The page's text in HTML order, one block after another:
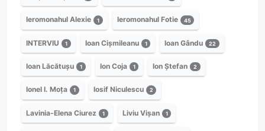
Ieromonahul Alexie 1 Ieromonahul Fotie 45
INTERVIU 1 Ioan Cișmileanu 1 Ioan Gându 22
Ioan Lăcătușu 1 Ion Coja 1 Ion Ștefan 2
Ionel I. Moța 1 Iosif Niculescu 2
Lavinia-Elena Ciurez 1 Liviu Vișan 1